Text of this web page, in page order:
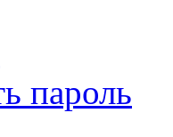
пароль